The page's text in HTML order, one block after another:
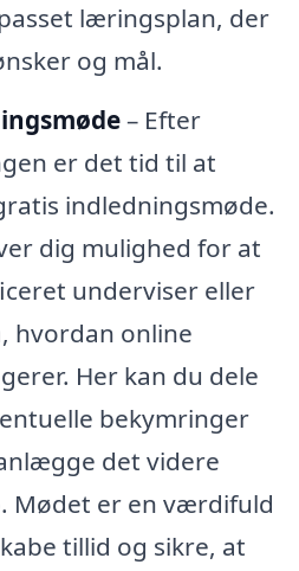
læringsplan, der
og mål.
– Efter
er det tid til at
indledningsmøde.
dig mulighed for at
underviser eller
hvordan online
Her kan du dele
bekymringer
det videre
Mødet er en værdifuld
tillid og sikre, at